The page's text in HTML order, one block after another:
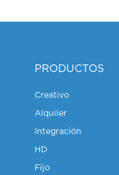
PRODUCTOS
Creativo
Alquiler
Integración
HD
Fijo